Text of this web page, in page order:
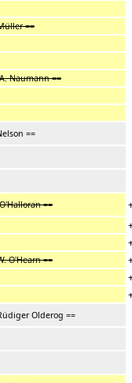
==
Naumann ==
==
==
O'Hearn ==
Olderog ==